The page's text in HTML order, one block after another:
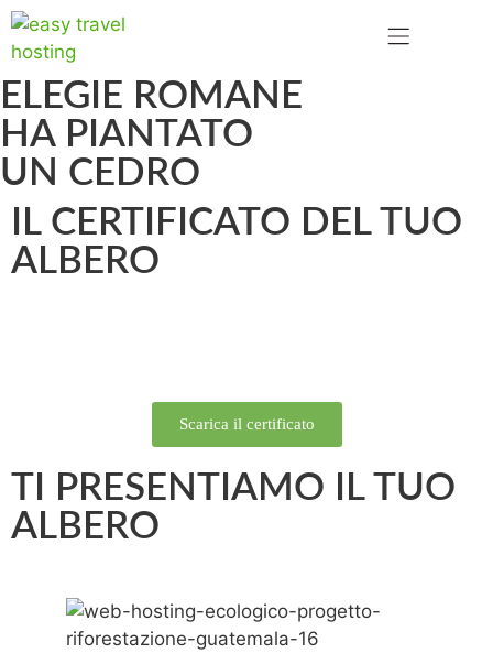
ELEGIE ROMANE
HA PIANTATO
UN CEDRO
IL CERTIFICATO DEL TUO
ALBERO
Scarica il certificato
TI PRESENTIAMO IL TUO
ALBERO